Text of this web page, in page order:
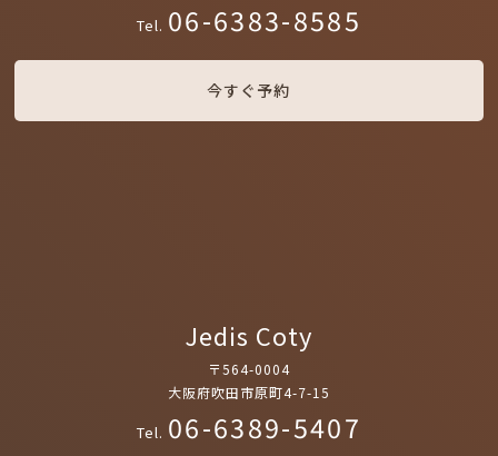
Tel. 06-6383-8585
今すぐ予約
Jedis Coty
〒564-0004
大阪府吹田市原町4-7-15
Tel. 06-6389-5407